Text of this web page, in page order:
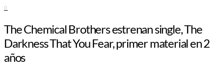
0
The Chemical Brothers estrenan single, The
Darkness That You Fear, primer material en 2
años